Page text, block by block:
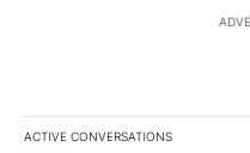
ACTIVE CONVERSATIONS